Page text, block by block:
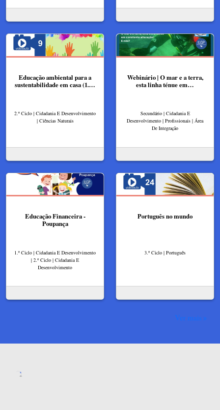
Educação ambiental para a
sustentabilidade em casa (1.…
2.º Ciclo | Cidadania E Desenvolvimento
| Ciências Naturais
Webinário | O mar e a terra,
esta linha ténue em…
Secundário | Cidadania E
Desenvolvimento | Profissionais | Área
De Integração
Educação Financeira -
Poupança
1.º Ciclo | Cidadania E Desenvolvimento
| 2.º Ciclo | Cidadania E
Desenvolvimento
Português no mundo
3.º Ciclo | Português
Ver mais